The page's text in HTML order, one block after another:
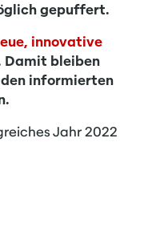
gepuffert.
innovative
Damit bleiben
den informierten
Jahr 2022